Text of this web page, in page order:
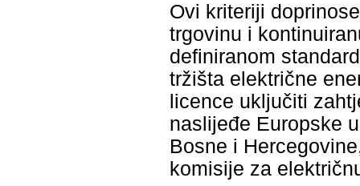
Ovi kriteriji
trgovinu i
definiranom
tržišta električne
licence uključiti
naslijeđe Europske
Bosne i
komisije za